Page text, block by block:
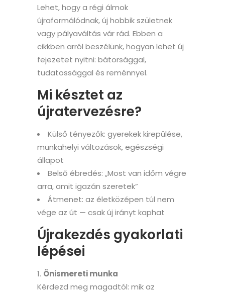
Lehet, hogy a régi álmok
újraformálódnak, új hobbik születnek
vagy pályaváltás vár rád. Ebben a
cikkben arról beszélünk, hogyan lehet új
fejezetet nyitni: bátorsággal,
tudatossággal és reménnyel.
Mi késztet az
újratervezésre?
Külső tényezők: gyerekek kirepülése,
munkahelyi változások, egészségi
állapot
Belső ébredés: „Most van időm végre
arra, amit igazán szeretek”
Átmenet: az életközépen túl nem
vége az út — csak új irányt kaphat
Újrakezdés gyakorlati
lépései
Önismereti munka
Kérdezd meg magadtól: mik az